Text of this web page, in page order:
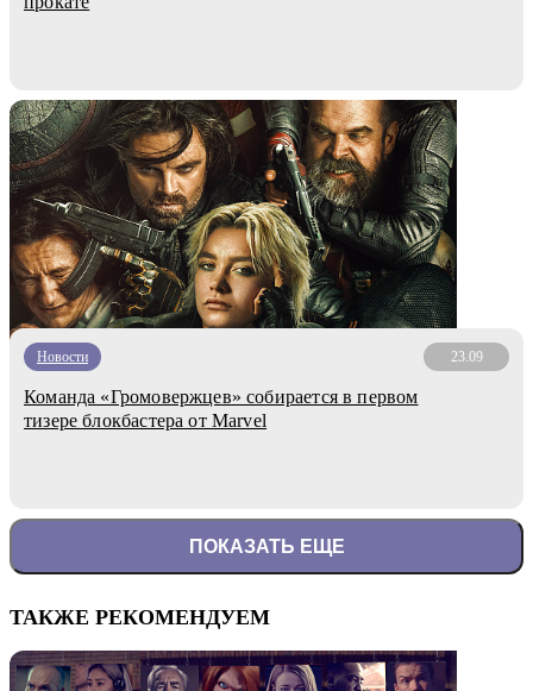
Новости 23.09
Команда «Громовержцев» собирается в первом
тизере блокбастера от Marvel
ПОКАЗАТЬ ЕЩЕ
ТАКЖЕ РЕКОМЕНДУЕМ